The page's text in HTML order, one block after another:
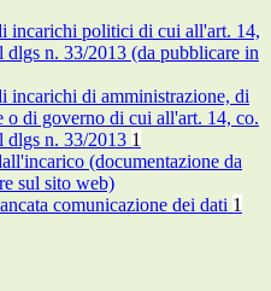
incarichi politici di cui all'art. 14,
dlgs n. 33/2013 (da pubblicare in
incarichi di amministrazione, di
o di governo di cui all'art. 14, co.
dlgs n. 33/2013 1
(documentazione da
sul sito web)
comunicazione dei dati 1